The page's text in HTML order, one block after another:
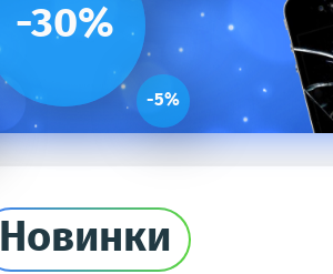
-30%
-5%
Новинки